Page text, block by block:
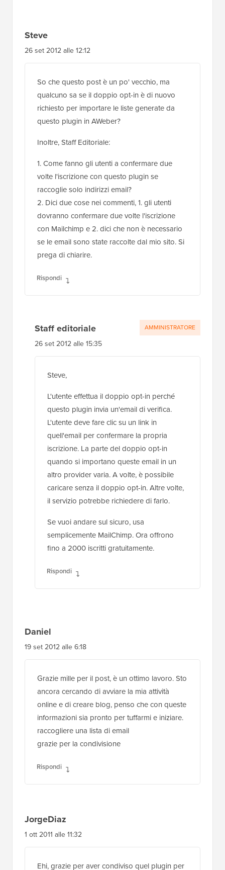
Steve
26 set 2012 alle 12:12
So che questo post è un po' vecchio, ma
qualcuno sa se il doppio opt-in è di nuovo
richiesto per importare le liste generate da
questo plugin in AWeber?
Inoltre, Staff Editoriale:
1. Come fanno gli utenti a confermare due
volte l'iscrizione con questo plugin se
raccoglie solo indirizzi email?
2. Dici due cose nei commenti, 1. gli utenti
dovranno confermare due volte l'iscrizione
con Mailchimp e 2. dici che non è necessario
se le email sono state raccolte dal mio sito. Si
prega di chiarire.
Rispondi
Staff editoriale
26 set 2012 alle 15:35
Steve,
L'utente effettua il doppio opt-in perché
questo plugin invia un'email di verifica.
L'utente deve fare clic su un link in
quell'email per confermare la propria
iscrizione. La parte del doppio opt-in
quando si importano queste email in un
altro provider varia. A volte, è possibile
caricare senza il doppio opt-in. Altre volte,
il servizio potrebbe richiedere di farlo.
Se vuoi andare sul sicuro, usa
semplicemente MailChimp. Ora offrono
fino a 2000 iscritti gratuitamente.
Rispondi
AMMINISTRATORE
Daniel
19 set 2012 alle 6:18
Grazie mille per il post, è un ottimo lavoro. Sto
ancora cercando di avviare la mia attività
online e di creare blog, penso che con queste
informazioni sia pronto per tuffarmi e iniziare.
raccogliere una lista di email
grazie per la condivisione
Rispondi
JorgeDiaz
1 ott 2011 alle 11:32
Ehi, grazie per aver condiviso quel plugin per